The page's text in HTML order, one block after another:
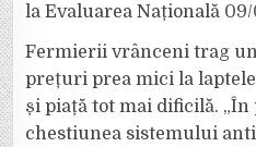
la Evaluarea Națională
Fermierii vrânceni trag
prețuri prea mici la
și piață tot mai dificilă. „În
chestiunea sistemului